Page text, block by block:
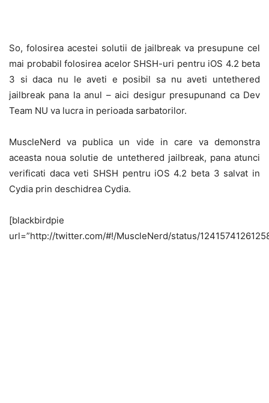
So, folosirea acestei solutii de jailbreak va presupune cel
mai probabil folosirea acelor SHSH-uri pentru iOS 4.2 beta
3 si daca nu le aveti e posibil sa nu aveti untethered
jailbreak pana la anul – aici desigur presupunand ca Dev
Team NU va lucra in perioada sarbatorilor.
MuscleNerd va publica un vide in care va demonstra
aceasta noua solutie de untethered jailbreak, pana atunci
verificati daca veti SHSH pentru iOS 4.2 beta 3 salvat in
Cydia prin deschidrea Cydia.
[blackbirdpie
url=”http://twitter.com/#!/MuscleNerd/status/